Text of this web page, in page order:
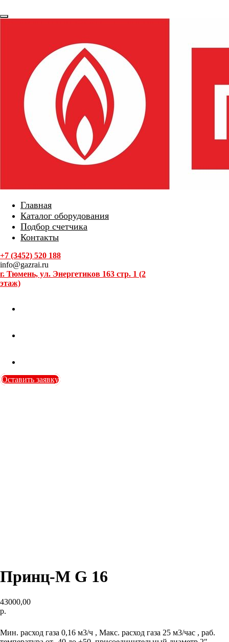
Главная
Каталог оборудования
Подбор счетчика
Контакты
+7 (3452) 520 188
info@gazrai.ru
г. Тюмень, ул. Энергетиков 163 стр. 1 (2
этаж)
Оставить заявку
Принц-M G 16
43000,00
р.
Мин. расход газа 0,16 м3/ч , Макс. расход газа 25 м3/час , раб.